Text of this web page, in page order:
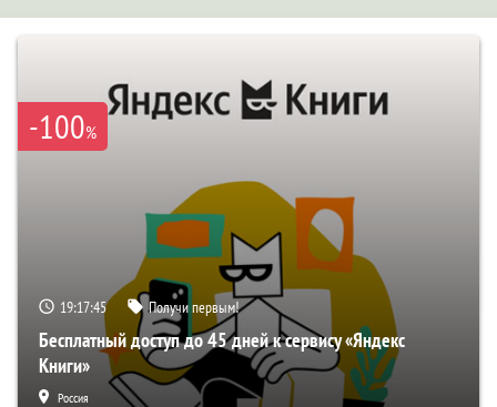
-100%
19:17:44 Получи первым!
Бесплатный доступ до 45 дней к сервису «Яндекс
Книги»
Россия